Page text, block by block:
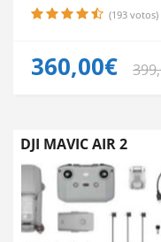
(193 votos)
360,00€
DJI MAVIC AIR 2